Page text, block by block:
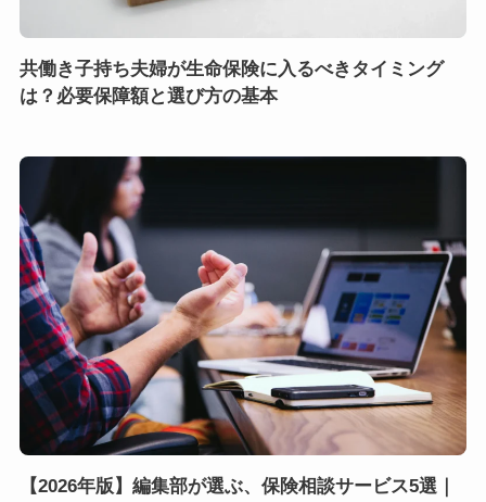
共働き子持ち夫婦が生命保険に入るべきタイミング
は？必要保障額と選び方の基本
【2026年版】編集部が選ぶ、保険相談サービス5選｜